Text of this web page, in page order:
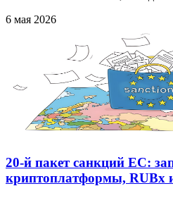
6 мая 2026
20-й пакет санкций ЕС:
криптоплатформы, RUBx